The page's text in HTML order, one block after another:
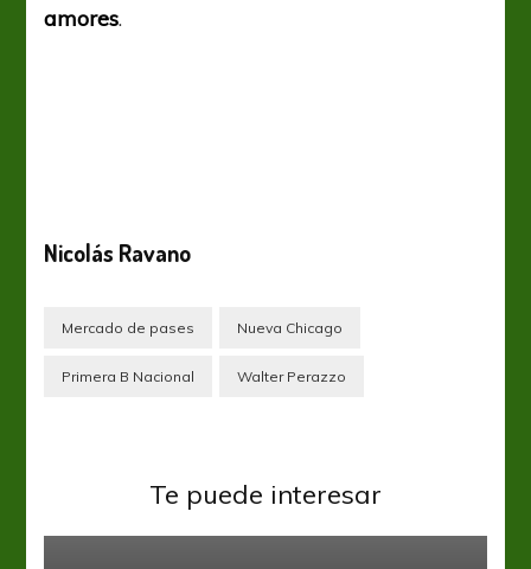
amores.
Nicolás Ravano
Mercado de pases Nueva Chicago
Primera B Nacional Walter Perazzo
Te puede interesar
Primera Nacional
Sonrisa Celeste